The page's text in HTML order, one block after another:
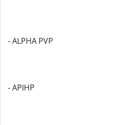
- ALPHA PVP
- APIHP